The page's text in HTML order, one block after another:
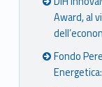
Award, al
Fondo